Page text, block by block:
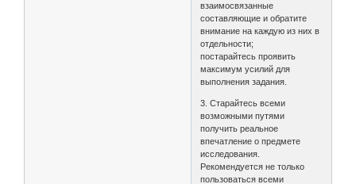
взаимосвязанные
составляющие и обратите
внимание на каждую из них в
отдельности;
постарайтесь проявить
максимум усилий для
выполнения задания.
3. Старайтесь всеми
возможными путями
получить реальное
впечатление о предмете
исследования.
Рекомендуется не только
пользоваться всеми